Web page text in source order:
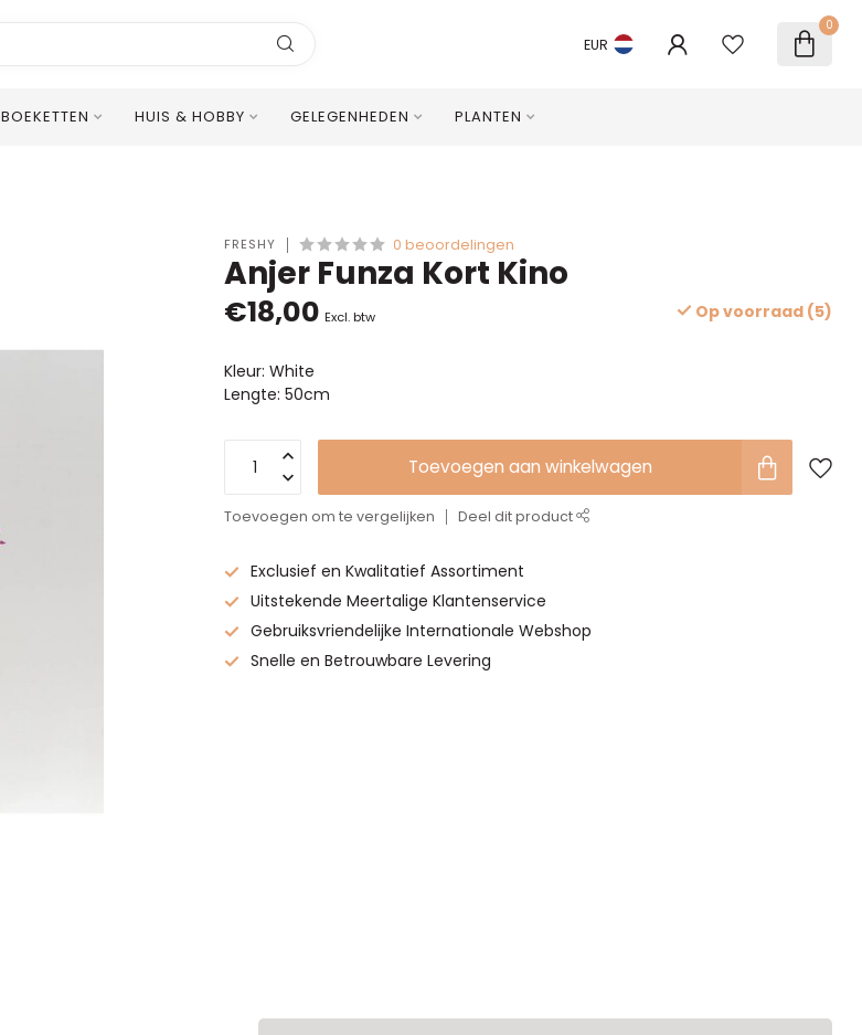
EUR
0
BOEKETTEN HUIS & HOBBY GELEGENHEDEN PLANTEN
FRESHY 0 beoordelingen
Anjer Funza Kort Kino
€18,00 Excl. btw Op voorraad (5)
Kleur: White
Lengte: 50cm
Toevoegen aan winkelwagen
Toevoegen om te vergelijken Deel dit product
Exclusief en Kwalitatief Assortiment
Uitstekende Meertalige Klantenservice
Gebruiksvriendelijke Internationale Webshop
Snelle en Betrouwbare Levering